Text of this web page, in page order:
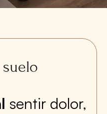
sentir dolor,